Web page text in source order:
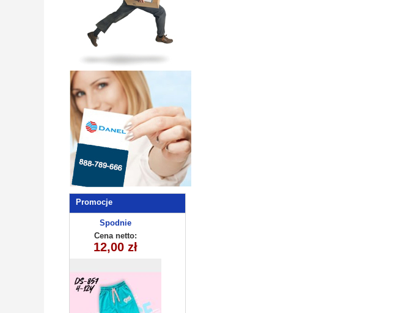
Promocje
Spodnie
dziecięce
DS-857 (4-12)
10szt
Cena netto:
12,00 zł